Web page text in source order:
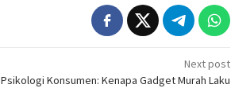
Next post
Psikologi Konsumen: Kenapa Gadget Murah Laku